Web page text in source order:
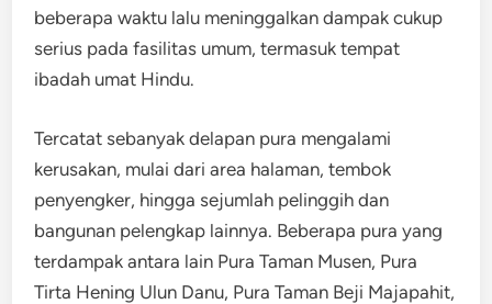
beberapa waktu lalu meninggalkan dampak cukup
serius pada fasilitas umum, termasuk tempat
ibadah umat Hindu.
Tercatat sebanyak delapan pura mengalami
kerusakan, mulai dari area halaman, tembok
penyengker, hingga sejumlah pelinggih dan
bangunan pelengkap lainnya. Beberapa pura yang
terdampak antara lain Pura Taman Musen, Pura
Tirta Hening Ulun Danu, Pura Taman Beji Majapahit,